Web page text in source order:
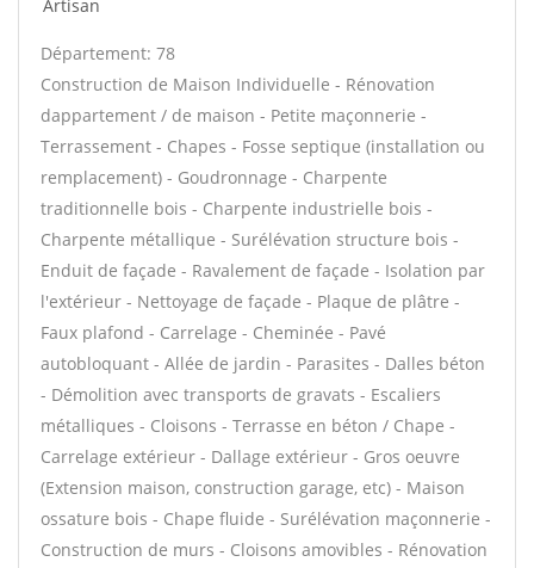
Artisan
Département: 78
Construction de Maison Individuelle - Rénovation
dappartement / de maison - Petite maçonnerie -
Terrassement - Chapes - Fosse septique (installation ou
remplacement) - Goudronnage - Charpente
traditionnelle bois - Charpente industrielle bois -
Charpente métallique - Surélévation structure bois -
Enduit de façade - Ravalement de façade - Isolation par
l'extérieur - Nettoyage de façade - Plaque de plâtre -
Faux plafond - Carrelage - Cheminée - Pavé
autobloquant - Allée de jardin - Parasites - Dalles béton
- Démolition avec transports de gravats - Escaliers
métalliques - Cloisons - Terrasse en béton / Chape -
Carrelage extérieur - Dallage extérieur - Gros oeuvre
(Extension maison, construction garage, etc) - Maison
ossature bois - Chape fluide - Surélévation maçonnerie -
Construction de murs - Cloisons amovibles - Rénovation